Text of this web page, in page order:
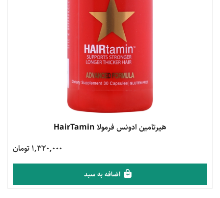
مشاهده محصولهیرتامین ادونس فرمولا HairTamin
1,320,000 تومان
اضافه به سبد